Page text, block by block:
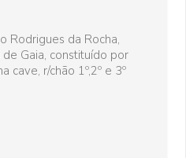
Rodrigues da Rocha,
Gaia, constituído por
cave, r/chão 1º,2º e 3º